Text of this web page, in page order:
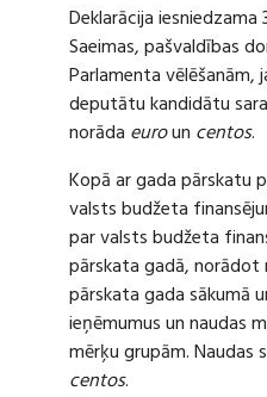
Deklarācija iesniedzama
Saeimas, pašvaldības
Parlamenta vēlēšanām,
deputātu kandidātu
norāda euroun centos.
Kopā ar gada pārskatu
valsts budžeta
par valsts budžeta
pārskata gadā, norādot
pārskata gada sākumā
ieņēmumus un naudas
mērķu grupām. Naudas
centos.